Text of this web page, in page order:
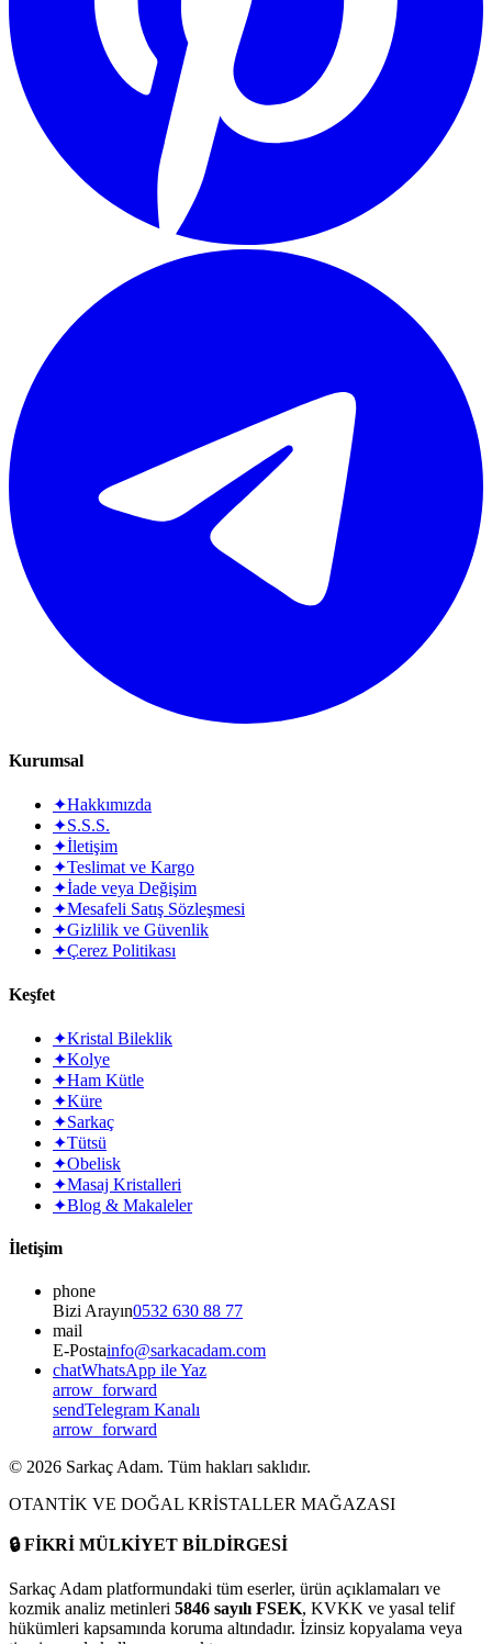
Kurumsal
✦Hakkımızda
✦S.S.S.
✦İletişim
✦Teslimat ve Kargo
✦İade veya Değişim
✦Mesafeli Satış Sözleşmesi
✦Gizlilik ve Güvenlik
✦Çerez Politikası
Keşfet
✦Kristal Bileklik
✦Kolye
✦Ham Kütle
✦Küre
✦Sarkaç
✦Tütsü
✦Obelisk
✦Masaj Kristalleri
✦Blog & Makaleler
İletişim
phone
Bizi Arayın0532 630 88 77
mail
E-Postainfo@sarkacadam.com
chatWhatsApp ile Yaz
arrow_forward
sendTelegram Kanalı
arrow_forward
© 2026 Sarkaç Adam. Tüm hakları saklıdır.
OTANTİK VE DOĞAL KRİSTALLER MAĞAZASI
🔒FİKRİ MÜLKİYET BİLDİRGESİ
Sarkaç Adam platformundaki tüm eserler, ürün açıklamaları ve
kozmik analiz metinleri 5846 sayılı FSEK, KVKK ve yasal telif
hükümleri kapsamında koruma altındadır. İzinsiz kopyalama veya